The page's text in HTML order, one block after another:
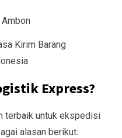
Kirim Barang
Express?
terbaik untuk ekspedisi
alasan berikut: